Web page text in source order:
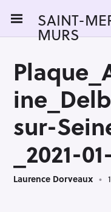
i
SAINT-
MURS
sur-
_2021-
Laurence Dorveaux